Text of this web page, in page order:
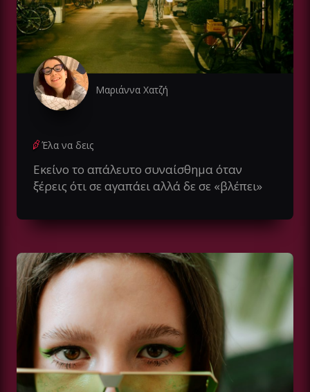
Μαριάννα Χατζή
Έλα να δεις
Εκείνο το απάλευτο συναίσθημα όταν
ξέρεις ότι σε αγαπάει αλλά δε σε «βλέπει»